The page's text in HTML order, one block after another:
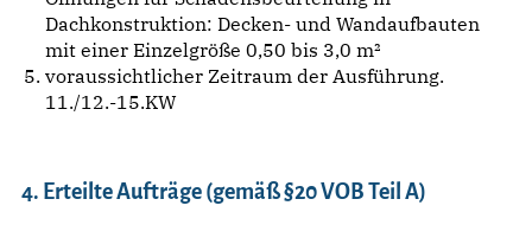
Dachkonstruktion: Decken- und Wandaufbauten
mit einer Einzelgröße 0,50 bis 3,0 m²
voraussichtlicher Zeitraum der Ausführung.
11./12.-15.KW
4. Erteilte Aufträge (gemäß §20 VOB Teil A)